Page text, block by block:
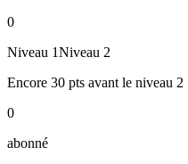
0
Niveau 1Niveau 2
Encore 30 pts avant le niveau 2
0
abonné